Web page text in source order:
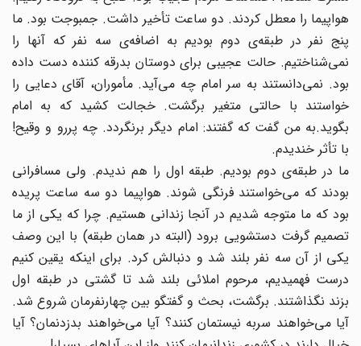
هواپیما را معطل کردند. دو ساعت تأخیر داشت. جمبوجت بود. ما
پنج نفر در طبقه‌ی دوم بودیم به اضافه‌ی سه نفر که آنها را
نمی‌شناختیم. حالت عجیبی برای دوستان بدرقه کننده دست داده
بود. نمی‌دانستند به سر امام چه می‌آید. مأموران، آقای دعایی را
خواستند با حالتی متغیر برگشت. خجالت کشید که به امام
بگوید.به من گفت که گفتند: امام دیگر برنگردد. چه پررو و وقیح!
با تأثر خندیدم.
ما در طبقه‌ی دوم بودیم. طبقه‌ اول را هم ندیدم. ولی مسافرانی
بودند که می‌خواستند فرنگی شوند. هواپیما دو سه ساعت پریده
بود که ما متوجه شدیم در آنجا زندانی هستیم. چرا که یکی از ما
تصمیم گرفت دستشویی برود (البته در همان طبقه) با این وصف
یکی از آن سه نفر بلند شد و دنبالش کرد. برای اینکه یقین کنیم
درست فهمیدیم، مرحوم املائی بلند شد تا گشتی در طبقه اول
بزند نگذاشتند. برگشت، بحث و گفتگو بین چهارنفرمان شروع شد.
آیا می‌خواهند سربه نیستمان کنند؟ آیا می‌خواهند بدزدنمان؟ آیا